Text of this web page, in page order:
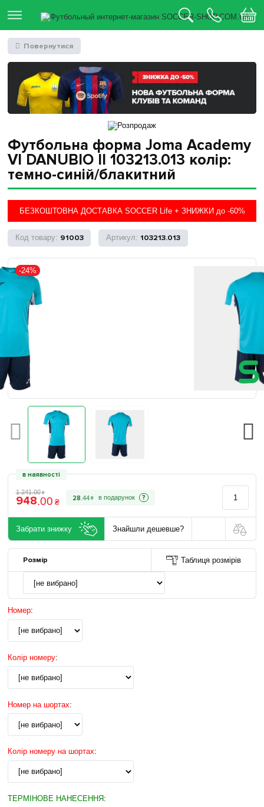
Футбольна форма Joma Academy
VI DANUBIO II 103213.013 колір:
темно-синій/блакитний
БЕЗКОШТОВНА ДОСТАВКА SOCCER Life + ЗНИЖКИ до -60%
91003 103213.013
-24%
в наявності
1 241.00 ₴
948.00 ₴ 28 .44 ₴ ?
Забрати знижку Знайшли дешевше?
Розмір Таблиця розмірів
Номер:
Колір номеру:
Номер на шортах:
Колір номеру на шортах:
ТЕРМІНОВЕ НАНЕСЕННЯ:
Повернутися